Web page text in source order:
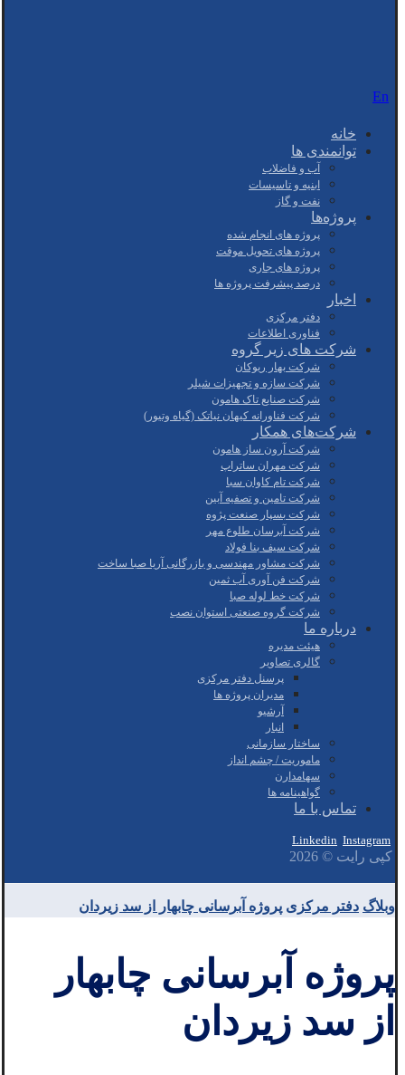
En
خانه
توانمندی ها
آب و فاضلاب
ابنیه و تاسیسات
نفت و گاز
پروژه‌ها
پروژه های انجام شده
پروژه های تحویل موقت
پروژه های جاری
درصد پیشرفت پروژه ها
اخبار
دفتر مرکزی
فناوری اطلاعات
شرکت های زیر گروه
شرکت بهار ریوکان
شرکت سازه و تجهیزات شیلر
شرکت صنایع تاک هامون
شرکت فناورانه کیهان نیاتک (گیاه وتیور)
شرکت‌های همکار
شرکت آرون ساز هامون
شرکت مهران ساتراپ
شرکت تام کاوان سبا
شرکت تامین و تصفیه آبین
شرکت بسپار صنعت پژوه
شرکت آبرسان طلوع مهر
شرکت سیف بنا فولاد
شرکت مشاور مهندسی و بازرگانی آریا صبا ساخت
شرکت فن آوری آب ثمین
شرکت خط لوله صبا
شرکت گروه صنعتی استوان نصب
درباره ما
هیئت مدیره
گالری تصاویر
پرسنل دفتر مرکزی
مدیران پروژه ها
آرشیو
انبار
ساختار سازمانی
ماموریت / چشم انداز
سهامدارن
گواهینامه ها
تماس با ما
Linkedin Instagram
کپی رایت © 2026
وبلاگ دفتر مرکزی پروژه آبرسانی چابهار از سد زیردان
پروژه آبرسانی چابهار
از سد زیردان